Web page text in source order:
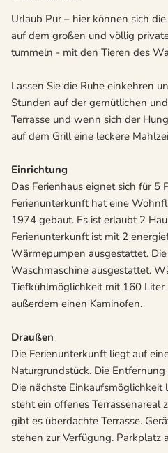
Urlaub Pur – hier können sich
auf dem großen und völlig
tummeln - mit den Tieren des
Lassen Sie die Ruhe einkehren
Stunden auf der gemütlichen
Terrasse und wenn sich der
auf dem Grill eine leckere
Einrichtung
Das Ferienhaus eignet sich für 5
Ferienunterkunft hat eine
1974 gebaut. Es ist erlaubt 2
Ferienunterkunft ist mit 2
Wärmepumpen ausgestattet.
Waschmaschine ausgestattet.
Tiefkühlmöglichkeit mit 160 Liter
außerdem einen Kaminofen.
Draußen
Die Ferienunterkunft liegt auf
Naturgrundstück. Die
Die nächste
steht ein offenes Terrassenareal
gibt es überdachte Terrasse.
stehen zur Verfügung. Parkplatz